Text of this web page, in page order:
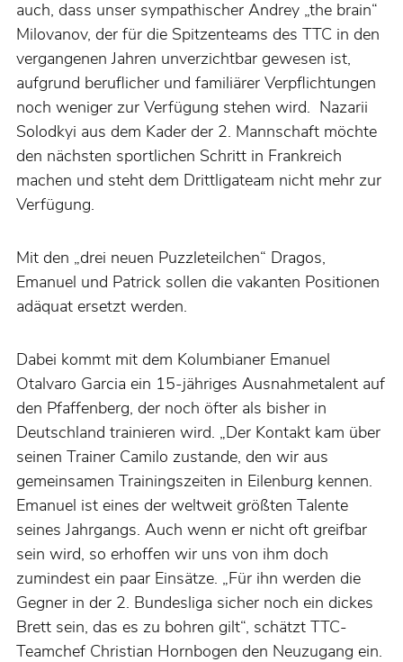
auch, dass unser sympathischer Andrey „the brain“
Milovanov, der für die Spitzenteams des TTC in den
vergangenen Jahren unverzichtbar gewesen ist,
aufgrund beruflicher und familiärer Verpflichtungen
noch weniger zur Verfügung stehen wird. Nazarii
Solodkyi aus dem Kader der 2. Mannschaft möchte
den nächsten sportlichen Schritt in Frankreich
machen und steht dem Drittligateam nicht mehr zur
Verfügung.
Mit den „drei neuen Puzzleteilchen“ Dragos,
Emanuel und Patrick sollen die vakanten Positionen
adäquat ersetzt werden.
Dabei kommt mit dem Kolumbianer Emanuel
Otalvaro Garcia ein 15-jähriges Ausnahmetalent auf
den Pfaffenberg, der noch öfter als bisher in
Deutschland trainieren wird. „Der Kontakt kam über
seinen Trainer Camilo zustande, den wir aus
gemeinsamen Trainingszeiten in Eilenburg kennen.
Emanuel ist eines der weltweit größten Talente
seines Jahrgangs. Auch wenn er nicht oft greifbar
sein wird, so erhoffen wir uns von ihm doch
zumindest ein paar Einsätze. „Für ihn werden die
Gegner in der 2. Bundesliga sicher noch ein dickes
Brett sein, das es zu bohren gilt“, schätzt TTC-
Teamchef Christian Hornbogen den Neuzugang ein.